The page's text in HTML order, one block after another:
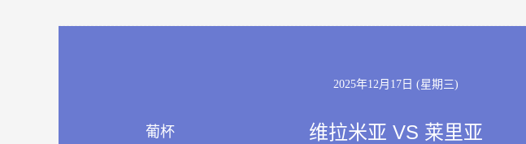
2025年12月17日 (星期三)
葡杯 维拉米亚 VS 莱里亚